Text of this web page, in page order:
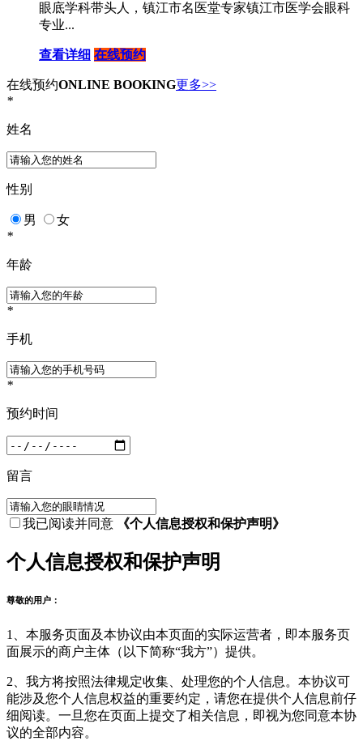
眼底学科带头人，镇江市名医堂专家镇江市医学会眼科
专业...
查看详细 在线预约
在线预约ONLINE BOOKING更多>>
*
姓名
性别
男
女
*
年龄
*
手机
*
预约时间
留言
我已阅读并同意 《个人信息授权和保护声明》
个人信息授权和保护声明
尊敬的用户：
1、本服务页面及本协议由本页面的实际运营者，即本服务页
面展示的商户主体（以下简称“我方”）提供。
2、我方将按照法律规定收集、处理您的个人信息。本协议可
能涉及您个人信息权益的重要约定，请您在提供个人信息前仔
细阅读。一旦您在页面上提交了相关信息，即视为您同意本协
议的全部内容。